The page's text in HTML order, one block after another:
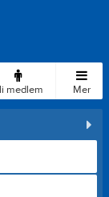
medlem Mer